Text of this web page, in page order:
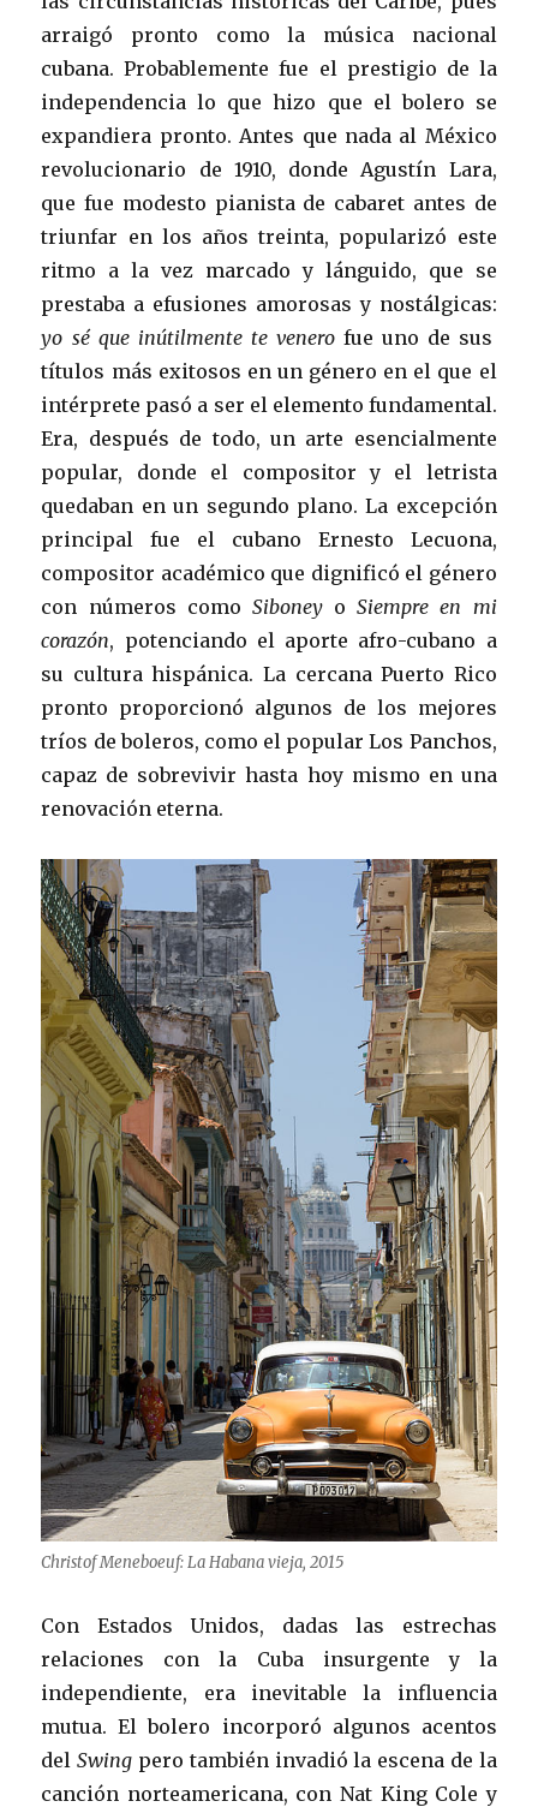
arraigó pronto como la música nacional
cubana. Probablemente fue el prestigio de la
independencia lo que hizo que el bolero se
expandiera pronto. Antes que nada al México
revolucionario de 1910, donde Agustín Lara,
que fue modesto pianista de cabaret antes de
triunfar en los años treinta, popularizó este
ritmo a la vez marcado y lánguido, que se
prestaba a efusiones amorosas y nostálgicas:
yo sé que inútilmente te venerofue uno de sus
títulos más exitosos en un género en el que el
intérprete pasó a ser el elemento fundamental.
Era, después de todo, un arte esencialmente
popular, donde el compositor y el letrista
quedaban en un segundo plano. La excepción
principal fue el cubano Ernesto Lecuona,
compositor académico que dignificó el género
con números como Siboney oSiempre en mi
corazón, potenciando el aporte afro-cubano a
su cultura hispánica. La cercana Puerto Rico
pronto proporcionó algunos de los mejores
tríos de boleros, como el popular Los Panchos,
capaz de sobrevivir hasta hoy mismo en una
renovación eterna.
Christof Meneboeuf: La Habana vieja, 2015
Con Estados Unidos, dadas las estrechas
relaciones con la Cuba insurgente y la
independiente, era inevitable la influencia
mutua. El bolero incorporó algunos acentos
del Swing pero también invadió la escena de la
canción norteamericana, con Nat King Cole y